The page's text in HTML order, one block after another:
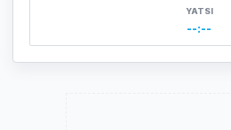
YATSI
--:--